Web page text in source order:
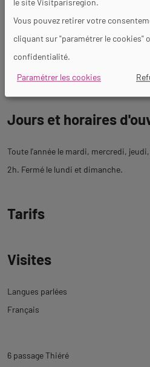
description
6 passage Thiéré
75011 Paris 11ème
https://www.atomic-cat-bar.com/
Métro : Bastille
Jours et horaires
Toute l'année le mardi, mercredi,
2h. Fermé le lundi et dimanche.
Tarifs
Visites
Langues parlées
Français
Revenir
6 passage Thiéré
le site Visitparisregion.
Vous pouvez retirer votre
cliquant sur "paramétrer le cookies"
confidentialité.
Paramétrer les cookies